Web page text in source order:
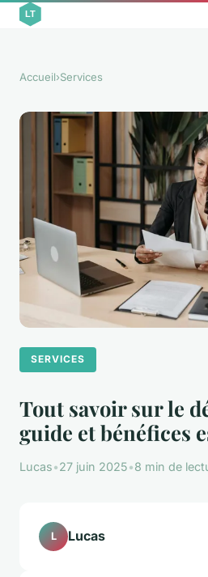
Accueil›Services
SERVICES
Tout savoir sur le
guide et bénéfices
Lucas•27 juin 2025•8 min de
L Lucas